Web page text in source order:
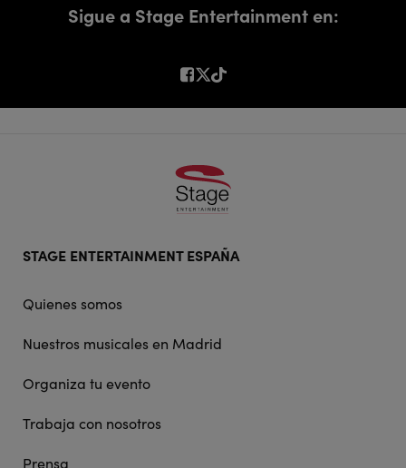
Sigue a Stage Entertainment en:
doormat
STAGE ENTERTAINMENT ESPAÑA
Quienes somos
Nuestros musicales en Madrid
Organiza tu evento
Trabaja con nosotros
Prensa